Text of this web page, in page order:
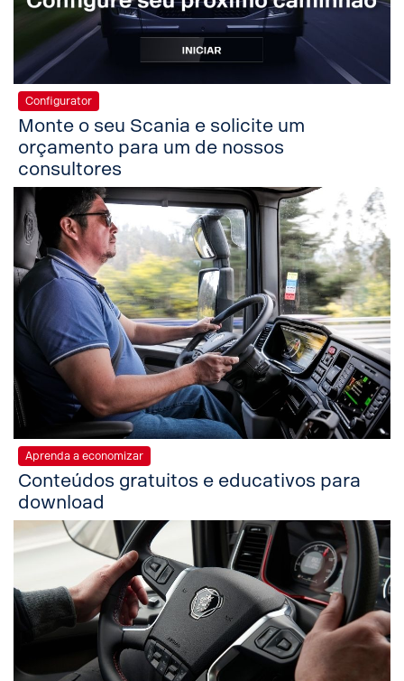
Configurator
Monte o seu Scania e solicite um
orçamento para um de nossos
consultores
Aprenda a economizar
Conteúdos gratuitos e educativos para
download